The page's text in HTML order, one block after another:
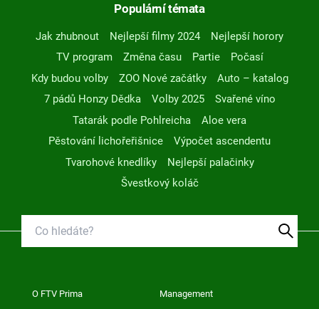
Populární témata
Jak zhubnout Nejlepší filmy 2024
Nejlepší horory
TV program
Změna času Partie
Počasí
Kdy budou volby
ZOO Nové začátky
Auto – katalog
7 pádů Honzy Dědka
Volby 2025
Svařené víno
Tatarák podle Pohlreicha
Aloe vera
Pěstování lichořeřišnice
Výpočet ascendentu
Tvarohové knedlíky
Nejlepší palačinky
Švestkový koláč
O FTV Prima Management